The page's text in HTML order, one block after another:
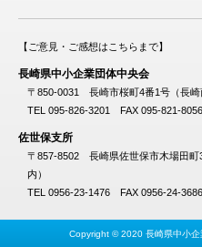
【ご意見・ご感想はこちらまで】
長崎県中小企業団体中央会
〒850-0031 長崎市桜町4番1号（長崎
TEL 095-826-3201 FAX 095-821-8056
佐世保支所
〒857-8502 長崎県佐世保市木場田
内）
TEL 0956-23-1476 FAX 0956-24-3686
Copyright © 2020 長崎県中小